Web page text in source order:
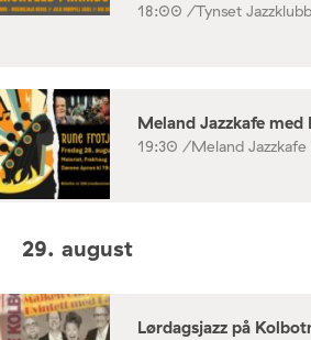
18:00 /Tynset
Meland Jazzkafe med
19:30 /Meland
29. august
Lørdagsjazz på